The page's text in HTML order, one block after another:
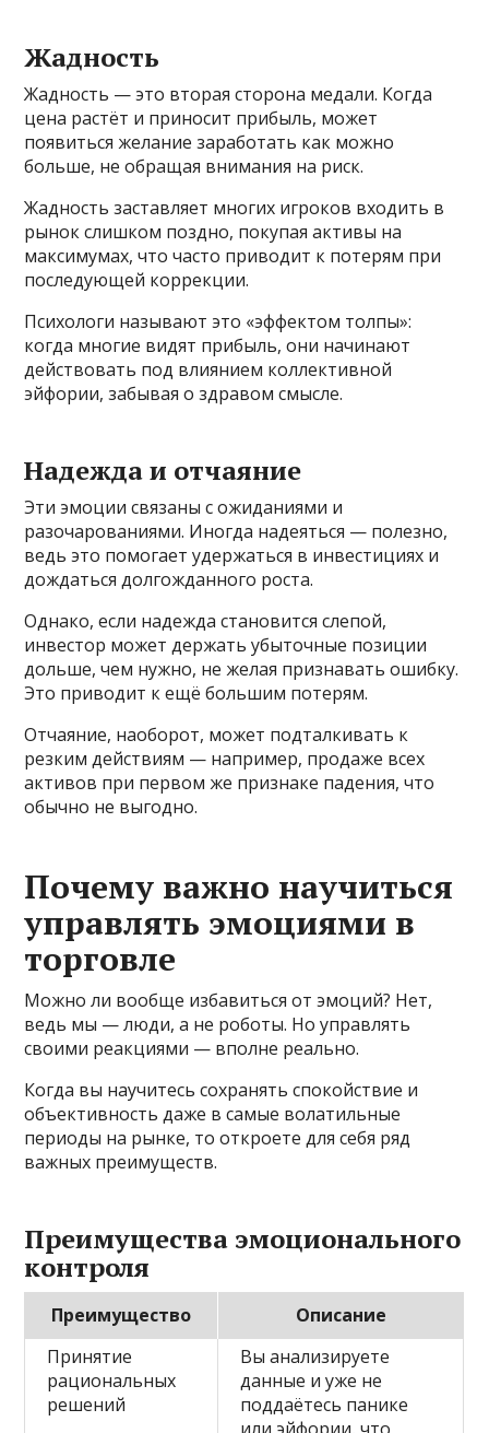
Жадность
Жадность — это вторая сторона медали. Когда
цена растёт и приносит прибыль, может
появиться желание заработать как можно
больше, не обращая внимания на риск.
Жадность заставляет многих игроков входить в
рынок слишком поздно, покупая активы на
максимумах, что часто приводит к потерям при
последующей коррекции.
Психологи называют это «эффектом толпы»:
когда многие видят прибыль, они начинают
действовать под влиянием коллективной
эйфории, забывая о здравом смысле.
Надежда и отчаяние
Эти эмоции связаны с ожиданиями и
разочарованиями. Иногда надеяться — полезно,
ведь это помогает удержаться в инвестициях и
дождаться долгожданного роста.
Однако, если надежда становится слепой,
инвестор может держать убыточные позиции
дольше, чем нужно, не желая признавать ошибку.
Это приводит к ещё большим потерям.
Отчаяние, наоборот, может подталкивать к
резким действиям — например, продаже всех
активов при первом же признаке падения, что
обычно не выгодно.
Почему важно научиться
управлять эмоциями в
торговле
Можно ли вообще избавиться от эмоций? Нет,
ведь мы — люди, а не роботы. Но управлять
своими реакциями — вполне реально.
Когда вы научитесь сохранять спокойствие и
объективность даже в самые волатильные
периоды на рынке, то откроете для себя ряд
важных преимуществ.
Преимущества эмоционального
контроля
Преимущество
Описание
Принятие
рациональных
решений
Вы анализируете
данные и уже не
поддаётесь панике
или эйфории, что